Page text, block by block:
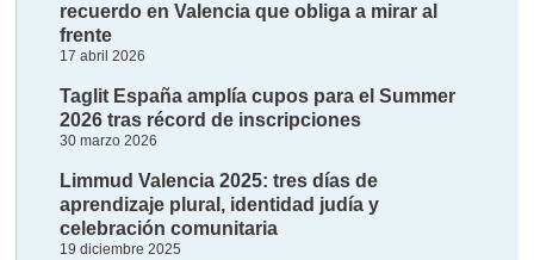
recuerdo en Valencia que obliga a mirar al
frente
17 abril 2026
Taglit España amplía cupos para el Summer
2026 tras récord de inscripciones
30 marzo 2026
Limmud Valencia 2025: tres días de
aprendizaje plural, identidad judía y
celebración comunitaria
19 diciembre 2025